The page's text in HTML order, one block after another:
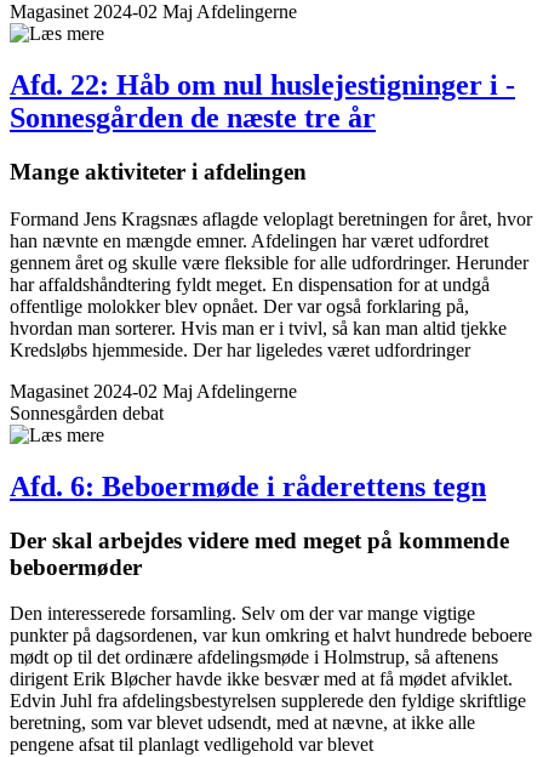
Magasinet 2024-02 Maj Afdelingerne
Afd. 22: Håb om nul husleje­stigninger i ­
Sonnes­gården de næste tre år
Mange aktiviteter i afdelingen
Formand Jens Kragsnæs aflagde veloplagt beretningen for året, hvor
han nævnte en mængde emner. Afdelingen har været udfordret
gennem året og skulle være fleksible for alle udfordringer. Herunder
har affaldshåndtering fyldt meget. En dispensation for at undgå
offentlige molokker blev opnået. Der var også forklaring på,
hvordan man sorterer. Hvis man er i tvivl, så kan man altid tjekke
Kredsløbs hjemmeside. Der har ligeledes været udfordringer
Magasinet 2024-02 Maj Afdelingerne
Sonnesgården debat
Afd. 6: Beboer­møde i råderettens tegn
Der skal arbejdes videre med meget på kommende
beboer­møder
Den interesserede forsamling. Selv om der var mange vigtige
punkter på dagsordenen, var kun omkring et halvt hundrede beboere
mødt op til det ordinære afdelingsmøde i Holmstrup, så aftenens
dirigent Erik Bløcher havde ikke besvær med at få mødet afviklet.
Edvin Juhl fra afdelingsbestyrelsen supplerede den fyldige skriftlige
beretning, som var blevet udsendt, med at nævne, at ikke alle
pengene afsat til planlagt vedligehold var blevet